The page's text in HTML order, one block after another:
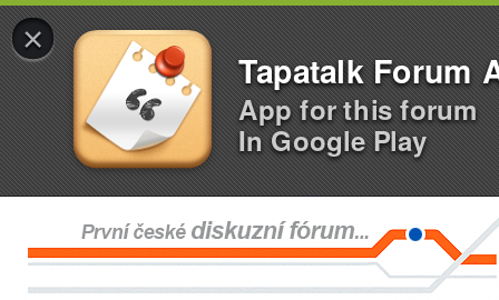
×
Tapatalk Forum
App for this forum
In Google Play